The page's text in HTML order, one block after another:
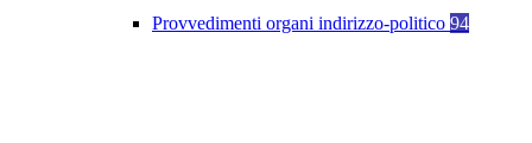
Provvedimenti organi indirizzo-politico 94